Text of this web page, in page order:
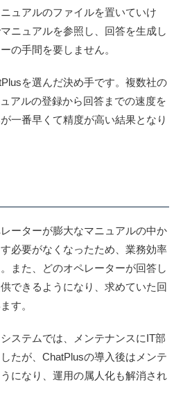
ュアルのファイルを置いていけ
ニュアルを参照し、回答を生成し
の手間を要しません。
を選んだ決め手です。複数社の
アルの登録から回答までの速度を
一番早くて精度が高い結果となり
ーターが膨大なマニュアルの中か
必要がなくなったため、業務効率
また、どのオペレーターが回答し
できるようになり、求めていた回
す。
ステムでは、メンテナンスにIT部
たが、ChatPlusの導入後はメンテ
になり、運用の属人化も解消され